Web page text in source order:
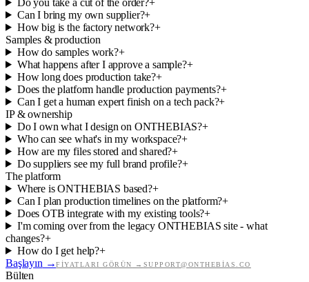
Can I bring my own supplier?+
How big is the factory network?+
Samples & production
How do samples work?+
What happens after I approve a sample?+
How long does production take?+
Does the platform handle production payments?+
Can I get a human expert finish on a tech pack?+
IP & ownership
Do I own what I design on ONTHEBIAS?+
Who can see what's in my workspace?+
How are my files stored and shared?+
Do suppliers see my full brand profile?+
The platform
Where is ONTHEBIAS based?+
Can I plan production timelines on the platform?+
Does OTB integrate with my existing tools?+
I'm coming over from the legacy ONTHEBIAS site - what
changes?+
How do I get help?+
Başlayın →FIYATLARI GÖRÜN → SUPPORT@ONTHEBIAS.CO
Bülten